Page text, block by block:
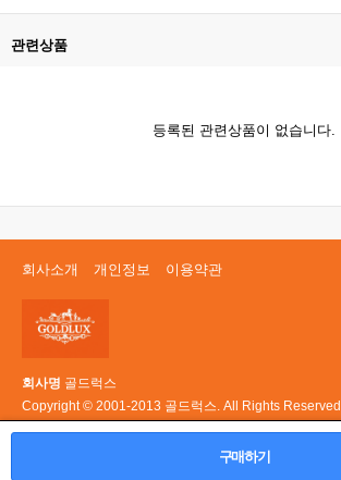
구매하기
관련상품
등록된 관련상품이 없습니다.
회사소개 개인정보 이용약관
회사명 골드럭스
Copyright © 2001-2013 골드럭스. All Rights Reserved.
PC 버전